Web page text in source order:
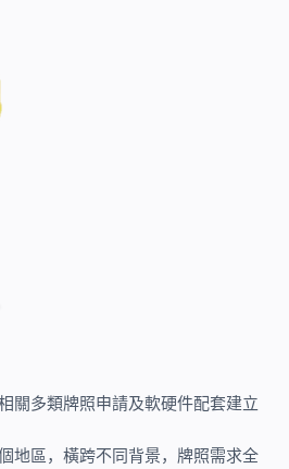
關多類牌照申請及軟硬件配套建立
地區，橫跨不同背景，牌照需求全